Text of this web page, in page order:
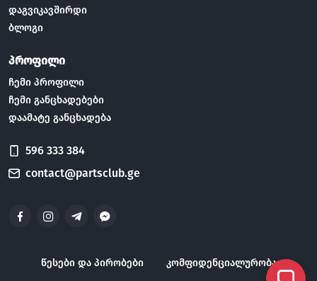
დაგვიკავშირდი
ბლოგი
პროფილი
ჩემი პროფილი
ჩემი განცხადებები
დაამატე განცხადება
596 333 384
contact@partsclub.ge
წესები და პირობები კომფიდენციალურობა